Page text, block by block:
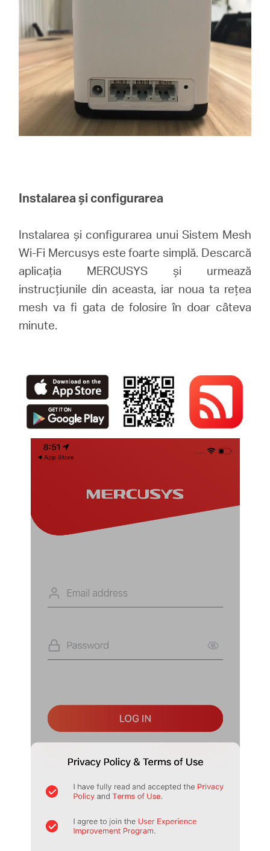
Instalarea și configurarea
Instalarea și configurarea unui Sistem Mesh
Wi-Fi Mercusys este foarte simplă. Descarcă
aplicația MERCUSYS și urmează
instrucțiunile din aceasta, iar noua ta rețea
mesh va fi gata de folosire în doar câteva
minute.